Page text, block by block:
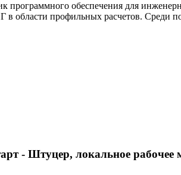
обеспечения для
в области профильных расчетов.
- Штуцер, локальное рабочее